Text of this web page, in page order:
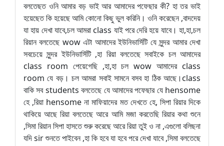
বলতেছত ওনি আমার বড় ভাই আর আমাদের পফেছার কী? হা তর ভাই
হয়েছেত কি হয়েছে আমি কোনো কিছু ভুল করিনি। ওনি করেছেন ,বাদদেয়
যা হায় দেখা যাবে,চল আমরা class যাই পরে দেরি হয়ে যাবে। হা,হা,চল
রিয়ান বলতেছে wow এটা আমাদের ইউনিভার্সিটি যে সুন্দর আমার দেখা
সবচেয়ে সুন্দর ইউনিভার্সিটি ,হা রিয়া বলতেছে সবাইকে চল আমাদের
class room পেয়েগেছি ,হা,হা চল wow আমাদের class
room যে বড়। চল আমরা সবাই সামনে বসব হা ঠিক আছে।class
বাকি সব students বলতেছে যে আমাদের পফেছার যে hensome
হে ,রিয়া hensome না মাফিয়াদের মত দেখতে হে, সিপা রিয়ার দিকে
থাকিয়ে আছে রিয়া বলতেছে আরে আমি মজা করতেছি রিয়ার কথা শুনে
,সিমা রিয়ান সিপা হাসতে শুরু করেছে আরে রিয়া তুই ও না ,এগুলো বলিছনা
যদি sir শুনতে পাইবেন ,হা কি হবে যা হবে পরে দেখা যাবে ,সিমা বলতেছে